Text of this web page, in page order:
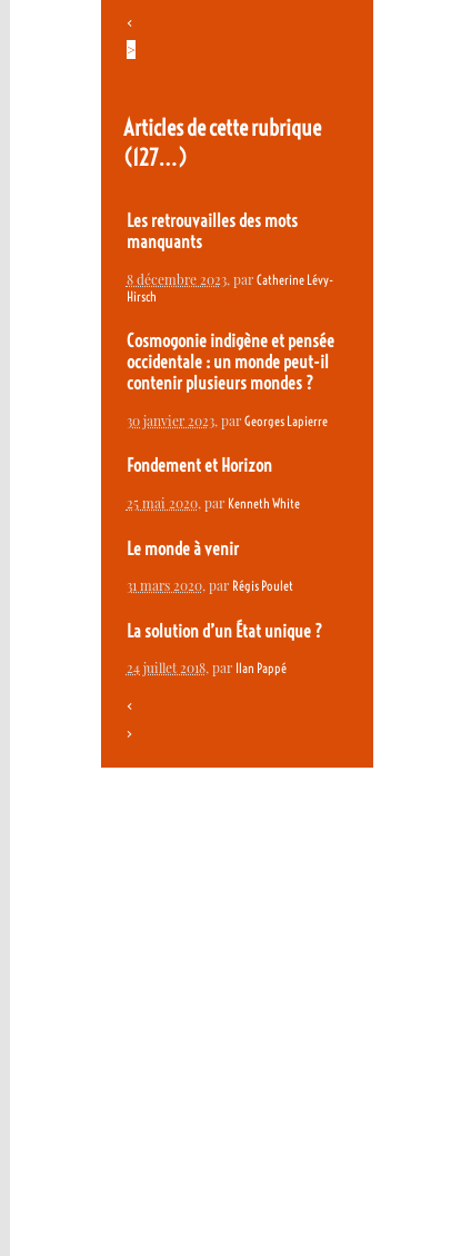
<
>
Articles de cette rubrique
(127…)
Les retrouvailles des mots
manquants
8 décembre 2023, par Catherine Lévy-
Hirsch
Cosmogonie indigène et pensée
occidentale : un monde peut-il
contenir plusieurs mondes ?
30 janvier 2023, par Georges Lapierre
Fondement et Horizon
25 mai 2020, par Kenneth White
Le monde à venir
31 mars 2020, par Régis Poulet
La solution d’un État unique ?
24 juillet 2018, par Ilan Pappé
<
>